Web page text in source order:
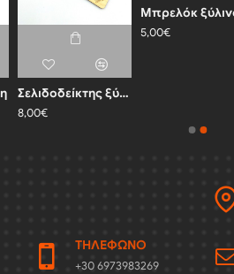
Σελιδοδείκτης ξύλινος
8,00€
5,00€
ΤΗΛΈΦΩΝΟ
+30 6973983269